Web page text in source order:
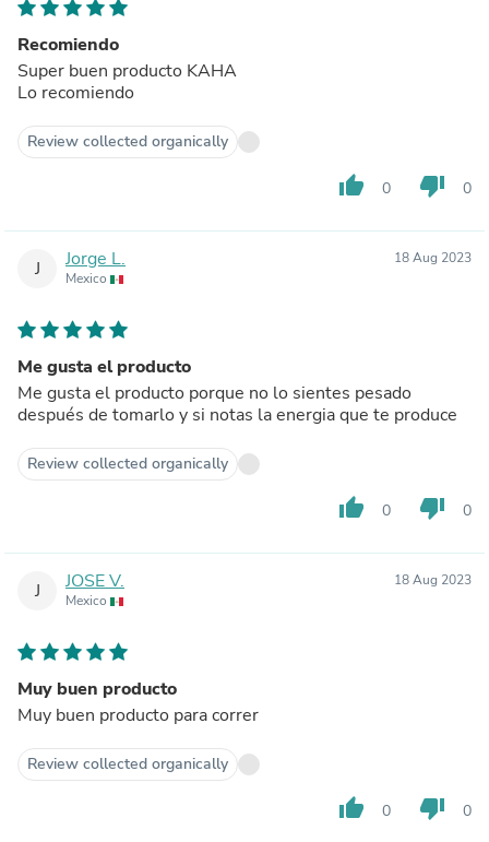
Recomiendo
Super buen producto KAHA
Lo recomiendo
Review collected organically
thumb_up 0 thumb_down 0
J Jorge L.
Mexico
18 Aug 2023
Me gusta el producto
Me gusta el producto porque no lo sientes pesado
después de tomarlo y si notas la energia que te produce
Review collected organically
thumb_up 0 thumb_down 0
J JOSE V.
Mexico
18 Aug 2023
Muy buen producto
Muy buen producto para correr
Review collected organically
thumb_up 0 thumb_down 0